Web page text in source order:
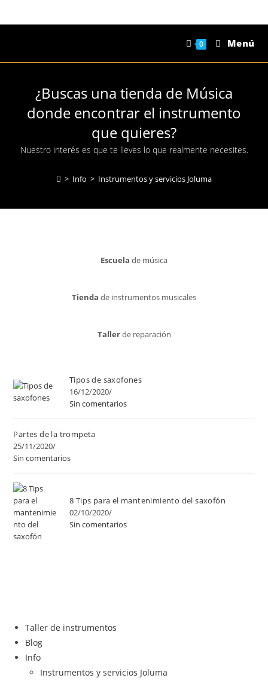
al
0 Menú
¿Buscas una tienda de Música
donde encontrar el instrumento
que quieres?
Nuestro interés es que te lleves lo que realmente necesites.
> Info > Instrumentos y servicios Joluma
Escuela de música
Tienda de instrumentos musicales
Tallerde reparación
Tipos de saxofones
16/12/2020/
Sin comentarios
Partes de la trompeta
25/11/2020/
Sin comentarios
8 Tips para el mantenimiento del saxofón
02/10/2020/
Sin comentarios
Taller de instrumentos
Blog
Info
Instrumentos y servicios Joluma